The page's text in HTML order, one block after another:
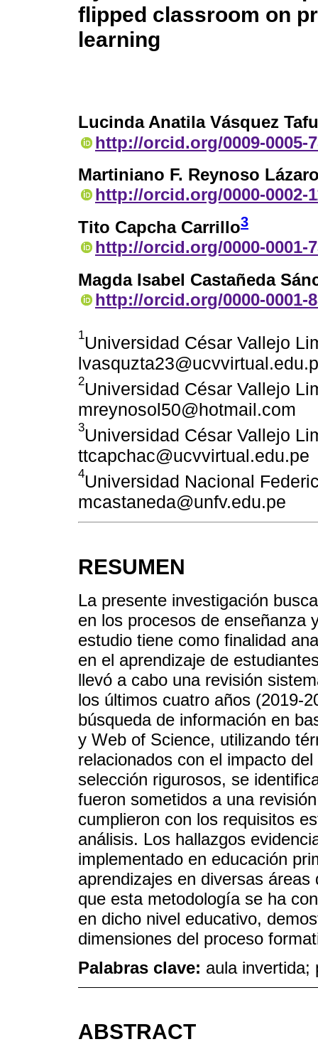
flipped classroom on
learning
Lucinda Anatila Vásquez
http://orcid.org/0009-0005-
Martiniano F. Reynoso
http://orcid.org/0000-0002-
Tito Capcha Carrillo3
http://orcid.org/0000-0001-
Magda Isabel Castañeda
http://orcid.org/0000-0001-
1Universidad César Vallejo
2Universidad César Vallejo
mreynosol50@hotmail.com
3Universidad César Vallejo
ttcapchac@ucvvirtual.edu.pe
4Universidad Nacional
mcastaneda@unfv.edu.pe
RESUMEN
La presente investigación
en los procesos de enseñanza
estudio tiene como finalidad
en el aprendizaje de
llevó a cabo una revisión
los últimos cuatro años (2019-
búsqueda de información en
y Web of Science, utilizando
relacionados con el impacto
selección rigurosos, se
fueron sometidos a una
cumplieron con los requisitos
análisis. Los hallazgos
implementado en educación
aprendizajes en diversas
que esta metodología se ha
en dicho nivel educativo,
dimensiones del proceso
Palabras clave: aula invertida;
ABSTRACT